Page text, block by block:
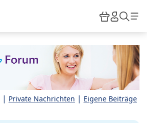
HiPP
| Private Nachrichten | Eigene Beiträge